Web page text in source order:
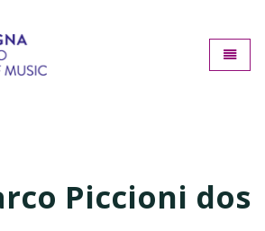
Piccioni dos